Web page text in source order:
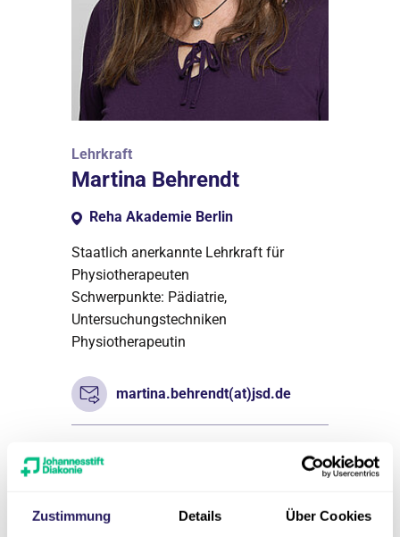
Zustimmung Details Über Cookies
Lehrkraft
Martina Behrendt
Reha Akademie Berlin
Staatlich anerkannte Lehrkraft für
Physiotherapeuten
Schwerpunkte: Pädiatrie,
Untersuchungstechniken
Physiotherapeutin
martina.behrendt(at)jsd.de